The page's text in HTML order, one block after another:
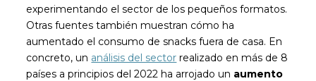
experimentando el sector de los pequeños formatos.
Otras fuentes también muestran cómo ha
aumentado el consumo de snacks fuera de casa. En
concreto, un análisis del sector realizado en más de 8
países a principios del 2022 ha arrojado un aumento